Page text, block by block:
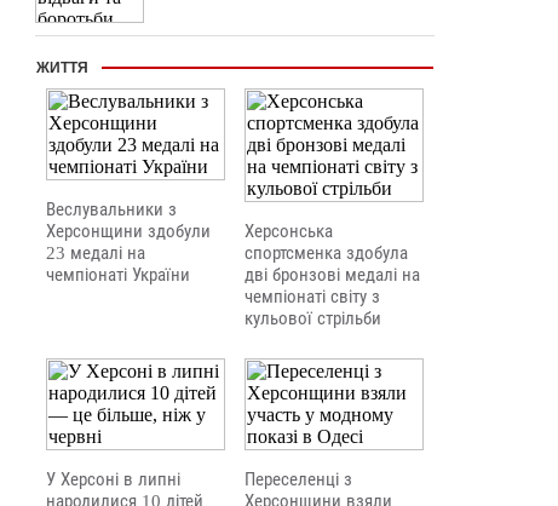
ЖИТТЯ
Веслувальники з
Херсонщини здобули
23 медалі на
чемпіонаті України
Херсонська
спортсменка здобула
дві бронзові медалі на
чемпіонаті світу з
кульової стрільби
У Херсоні в липні
народилися 10 дітей
Переселенці з
Херсонщини взяли